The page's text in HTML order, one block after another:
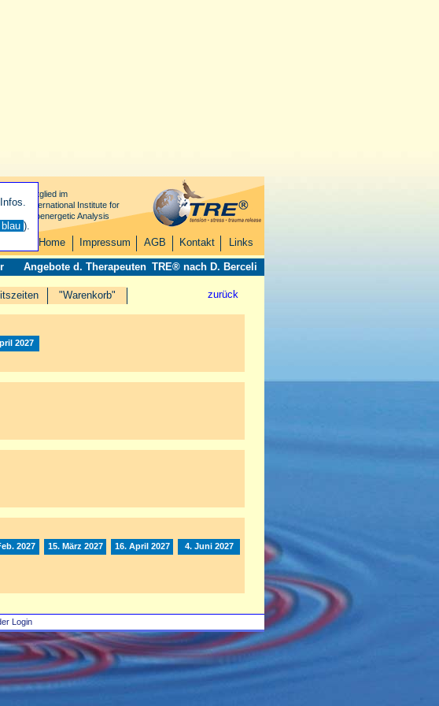
Login
Mitglied im
International Institute for
Bioenergetic Analysis
Home Impressum AGB Kontakt Links
Angebote d. Therapeuten TRE® nach D. Berceli
zurück
"Warenkorb"
2027
2027 15. März 2027 16. April 2027
4. Juni 2027
blau ).